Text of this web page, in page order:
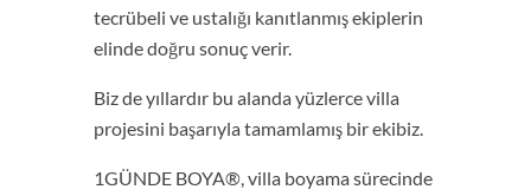
tecrübeli ve ustalığı kanıtlanmış ekiplerin
elinde doğru sonuç verir.
Biz de yıllardır bu alanda yüzlerce villa
projesini başarıyla tamamlamış bir ekibiz.
1GÜNDE BOYA®, villa boyama sürecinde